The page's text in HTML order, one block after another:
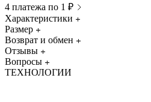
4 платежа по 1 ₽
Характеристики
Размер
Возврат и обмен
Отзывы
Вопросы
ТЕХНОЛОГИИ